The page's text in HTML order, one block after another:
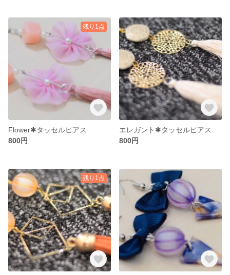
残り1点
Flower✱タッセルピアス
800円
エレガント✱タッセルピアス
800円
残り1点